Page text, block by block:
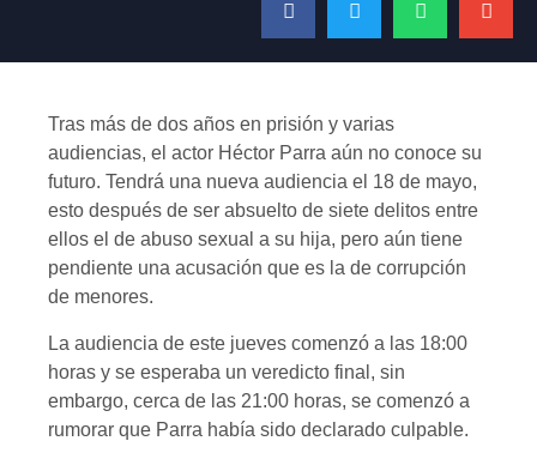
Tras más de dos años en prisión y varias
audiencias, el actor Héctor Parra aún no conoce su
futuro. Tendrá una nueva audiencia el 18 de mayo,
esto después de ser absuelto de siete delitos entre
ellos el de abuso sexual a su hija, pero aún tiene
pendiente una acusación que es la de corrupción
de menores.
La audiencia de este jueves comenzó a las 18:00
horas y se esperaba un veredicto final, sin
embargo, cerca de las 21:00 horas, se comenzó a
rumorar que Parra había sido declarado culpable.